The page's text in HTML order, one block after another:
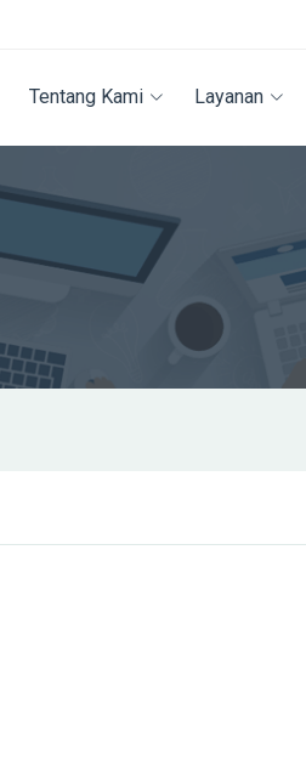
Tentang Kami Layanan